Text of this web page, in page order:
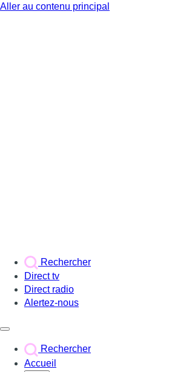
Aller au contenu principal
Rechercher
Direct tv
Direct radio
Alertez-nous
Rechercher
Accueil